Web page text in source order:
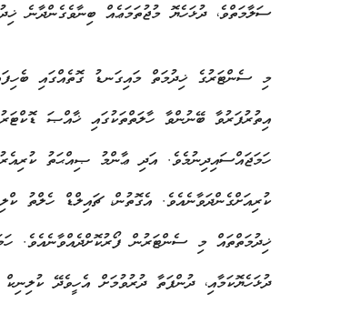
ސަލާމަތްވެ، ދުޅަހެޔޮ މުޖުތަމަޢެއް ބިނާވެގެންދާނެ
އިތުރުފަރުވާ ބޭނުންވާ ހާލަތްތަކުގައި ޚާއްޞަ
ހަމަޖައްސައިދިނުމެވެ. އަދި ޢާންމު ޞިއްޙަތު
ކުރިއަށްގެންދަވާނެއެވެ. އެގޮތުން، ޗައިލްޑް ހެލްތު
ޚިދުމަތްތައް މި ސެންޓަރުން ފޯރުކޮށްދެއްވާނެއެވެ.
ދުޅަހެޔޮކަމާއި، ދުންފަތާ ދުރުވުމަށް އެހީވެދޭ